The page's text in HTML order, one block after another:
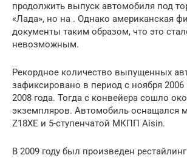
продолжить выпуск автомобиля под
«Лада», но на . Однако американская
документы таким образом, что это
невозможным.
Рекордное количество выпущенных
зафиксировано в период с ноября 2006
2008 года. Тогда с конвейера сошло
экземпляров. Автомобиль оснащался
Z18XE и 5-ступенчатой МКПП Aisin.
В 2009 году был произведен